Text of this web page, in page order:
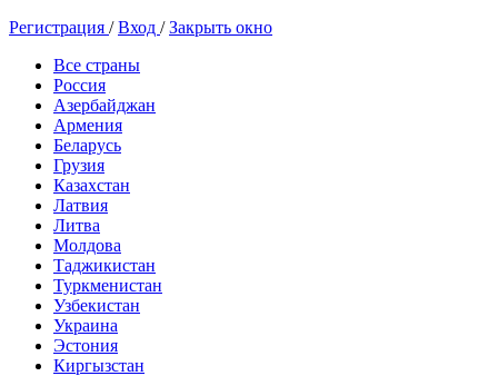
Регистрация /Вход /Закрыть окно
Все страны
Россия
Азербайджан
Армения
Беларусь
Грузия
Казахстан
Латвия
Литва
Молдова
Таджикистан
Туркменистан
Узбекистан
Украина
Эстония
Киргызстан